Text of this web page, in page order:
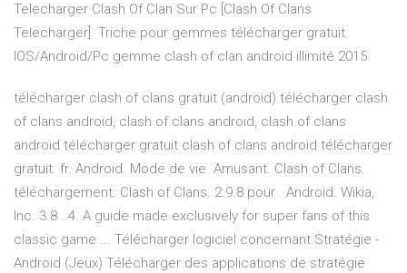
Telecharger Clash Of Clan Sur Pc [Clash Of Clans
Telecharger]. Triche pour gemmes télécharger gratuit
IOS/Android/Pc gemme clash of clan android illimité 2015.
télécharger clash of clans gratuit (android) télécharger clash
of clans android, clash of clans android, clash of clans
android télécharger gratuit clash of clans android télécharger
gratuit. fr. Android. Mode de vie. Amusant. Clash of Clans.
téléchargement. Clash of Clans. 2.9.8 pour . Android. Wikia,
Inc. 3.8 . 4. A guide made exclusively for super fans of this
classic game ... Télécharger logiciel concernant Stratégie -
Android (Jeux) Télécharger des applications de stratégie